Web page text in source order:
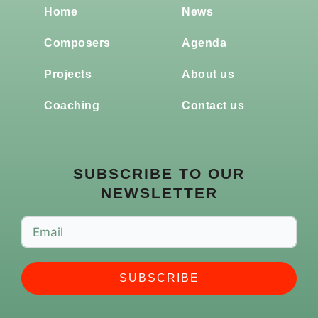
Home
Composers
Projects
Coaching
News
Agenda
About us
Contact us
SUBSCRIBE TO OUR
NEWSLETTER
SUBSCRIBE